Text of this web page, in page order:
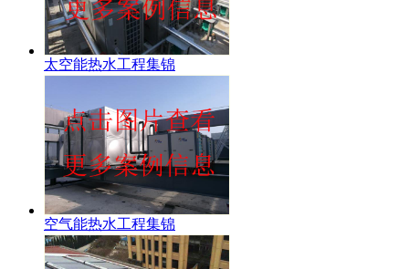
太空能热水工程集锦
空气能热水工程集锦